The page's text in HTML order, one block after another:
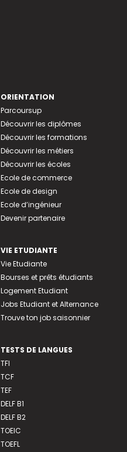
ORIENTATION
Parcoursup
Découvrir les diplômes
Découvrir les formations
Découvrir les métiers
Découvrir les écoles
Ecole de commerce
Ecole de design
Ecole d’ingénieur
Devenir partenaire
VIE ETUDIANTE
Vie Etudiante
Bourses et prêts étudiants
Logement Etudiant
Jobs Etudiant et Alternance
Trouve ton job saisonnier
TESTS DE LANGUES
TFI
TCF
TEF
DELF B1
DELF B2
TOEIC
TOEFL